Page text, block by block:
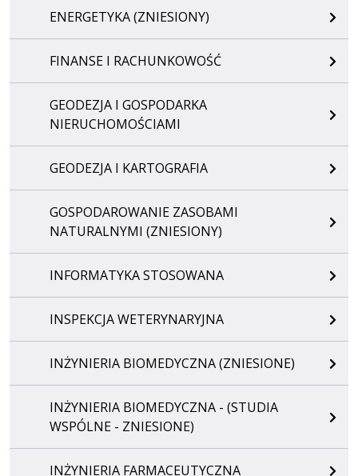
ENERGETYKA (ZNIESIONY)
FINANSE I RACHUNKOWOŚĆ
GEODEZJA I GOSPODARKA
NIERUCHOMOŚCIAMI
GEODEZJA I KARTOGRAFIA
GOSPODAROWANIE ZASOBAMI
NATURALNYMI (ZNIESIONY)
INFORMATYKA STOSOWANA
INSPEKCJA WETERYNARYJNA
INŻYNIERIA BIOMEDYCZNA (ZNIESIONE)
INŻYNIERIA BIOMEDYCZNA - (STUDIA
WSPÓLNE - ZNIESIONE)
INŻYNIERIA FARMACEUTYCZNA